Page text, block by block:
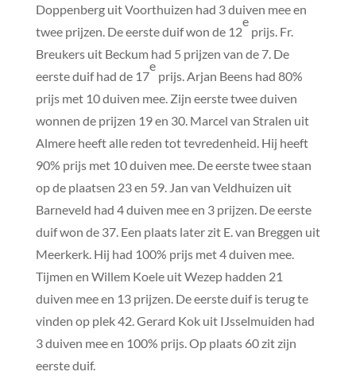
Doppenberg uit Voorthuizen had 3 duiven mee en
twee prijzen. De eerste duif won de 12
e
prijs. Fr.
Breukers uit Beckum had 5 prijzen van de 7. De
eerste duif had de 17
e
prijs. Arjan Beens had 80%
prijs met 10 duiven mee. Zijn eerste twee duiven
wonnen de prijzen 19 en 30. Marcel van Stralen uit
Almere heeft alle reden tot tevredenheid. Hij heeft
90% prijs met 10 duiven mee. De eerste twee staan
op de plaatsen 23 en 59. Jan van Veldhuizen uit
Barneveld had 4 duiven mee en 3 prijzen. De eerste
duif won de 37. Een plaats later zit E. van Breggen uit
Meerkerk. Hij had 100% prijs met 4 duiven mee.
Tijmen en Willem Koele uit Wezep hadden 21
duiven mee en 13 prijzen. De eerste duif is terug te
vinden op plek 42. Gerard Kok uit IJsselmuiden had
3 duiven mee en 100% prijs. Op plaats 60 zit zijn
eerste duif.